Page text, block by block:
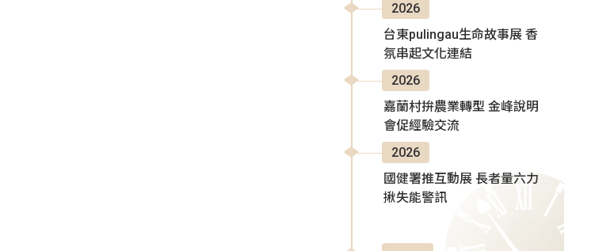
2026
台東pulingau生命故事展 香
氛串起文化連結
2026
嘉蘭村拚農業轉型 金峰說明
會促經驗交流
2026
國健署推互動展 長者量六力
揪失能警訊